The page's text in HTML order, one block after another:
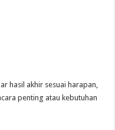
hasil akhir sesuai harapan,
penting atau kebutuhan